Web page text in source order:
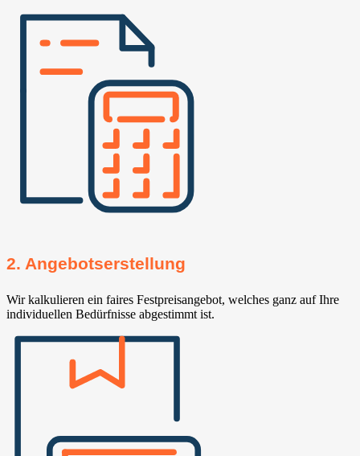
2. Angebotserstellung
Wir kalkulieren ein faires Festpreisangebot, welches ganz auf Ihre
individuellen Bedürfnisse abgestimmt ist.